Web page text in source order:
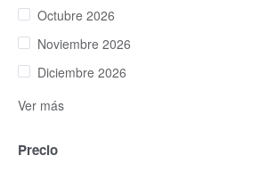
Octubre 2026
Noviembre 2026
Diciembre 2026
Ver más
Precio